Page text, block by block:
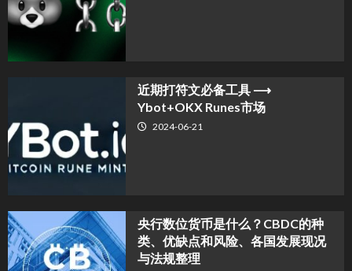
近期打符文必备工具 ⟶
Ybot+OKX Runes市场
2024-06-21
央行数位货币是什么？CBDC的种
类、优缺点和风险、各国发展现况
与法规整理